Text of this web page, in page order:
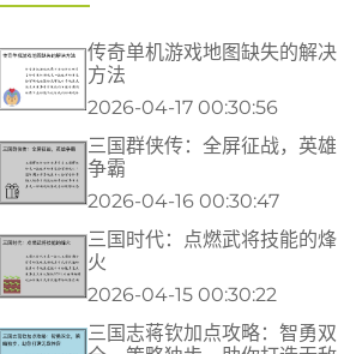
传奇单机游戏地图缺失的解决
方法
2026-04-17 00:30:56
三国群侠传：全屏征战，英雄
争霸
2026-04-16 00:30:47
三国时代：点燃武将技能的烽
火
2026-04-15 00:30:22
三国志蒋钦加点攻略：智勇双